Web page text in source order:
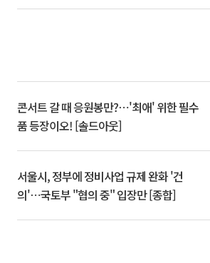
콘서트 갈 때 응원봉만?⋯'최애' 위한 필수
품 등장이오! [솔드아웃]
서울시, 정부에 정비사업 규제 완화 '건
의'⋯국토부 "협의 중" 입장만 [종합]